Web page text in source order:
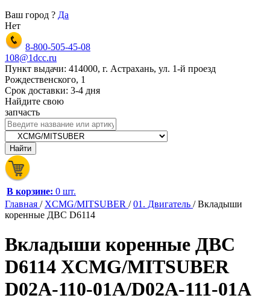
Ваш город ? Да
Нет
8-800-505-45-08
108@1dcc.ru
Пункт выдачи: 414000, г. Астрахань, ул. 1-й проезд
Рождественского, 1
Срок доставки: 3-4 дня
Найдите свою
запчасть
В корзине: 0 шт.
Главная / XCMG/MITSUBER /01. Двигатель /Вкладыши
коренные ДВС D6114
Вкладыши коренные ДВС
D6114 XCMG/MITSUBER
D02A-110-01A/D02A-111-01A